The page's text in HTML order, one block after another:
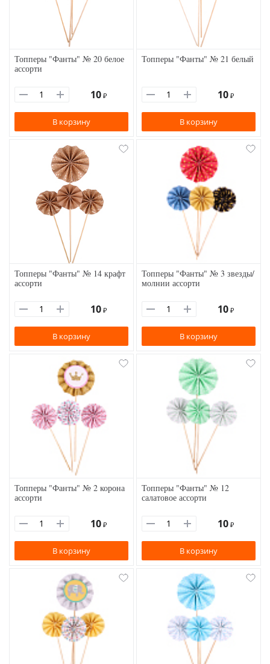
Топперы "Фанты" № 20 белое
ассорти
10 ₽
В корзину
Топперы "Фанты" № 21 белый
10 ₽
В корзину
Топперы "Фанты" № 14 крафт
ассорти
10 ₽
В корзину
Топперы "Фанты" № 3 звезды/
молнии ассорти
10 ₽
В корзину
Топперы "Фанты" № 2 корона
ассорти
10 ₽
В корзину
Топперы "Фанты" № 12
салатовое ассорти
10 ₽
В корзину